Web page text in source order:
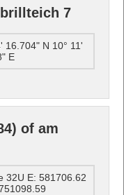
7
16.704" N 10° 11'
E
of am
32U E: 581706.62